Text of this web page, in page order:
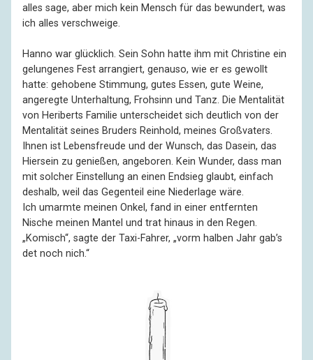
alles sage, aber mich kein Mensch für das bewundert, was
ich alles verschweige.
Hanno war glücklich. Sein Sohn hatte ihm mit Christine ein
gelungenes Fest arrangiert, genauso, wie er es gewollt
hatte: gehobene Stimmung, gutes Essen, gute Weine,
angeregte Unterhaltung, Frohsinn und Tanz. Die Mentalität
von Heriberts Familie unterscheidet sich deutlich von der
Mentalität seines Bruders Reinhold, meines Großvaters.
Ihnen ist Lebensfreude und der Wunsch, das Dasein, das
Hiersein zu genießen, angeboren. Kein Wunder, dass man
mit solcher Einstellung an einen Endsieg glaubt, einfach
deshalb, weil das Gegenteil eine Niederlage wäre.
Ich umarmte meinen Onkel, fand in einer entfernten
Nische meinen Mantel und trat hinaus in den Regen.
„Komisch“, sagte der Taxi-Fahrer, „vorm halben Jahr gab’s
det noch nich.“